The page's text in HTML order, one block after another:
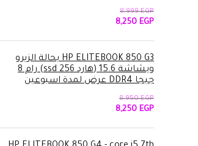
8,999EGP
السعر
هو:
8,999 EGP.
8,250 EGP
السعر
هو:
8,250 EGP.
HP ELITEBOOK 850 G3 بحالة الزيرو
وبشاشة 15.6 (هارد 256 ssd) رام 8
جيجا DDR4 عرض لمدة اسبوعين
8,950EGP
السعر
هو:
8,950 EGP.
8,250 EGP
السعر
هو:
8,250 EGP.